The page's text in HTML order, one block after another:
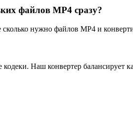
файлов MP4 сразу?
нужно файлов MP4 и
Наш конвертер балансирует